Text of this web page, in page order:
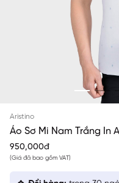
Aristino
Áo Sơ Mi Nam Trắng In
950,000đ
(Giá đã bao gồm VAT)